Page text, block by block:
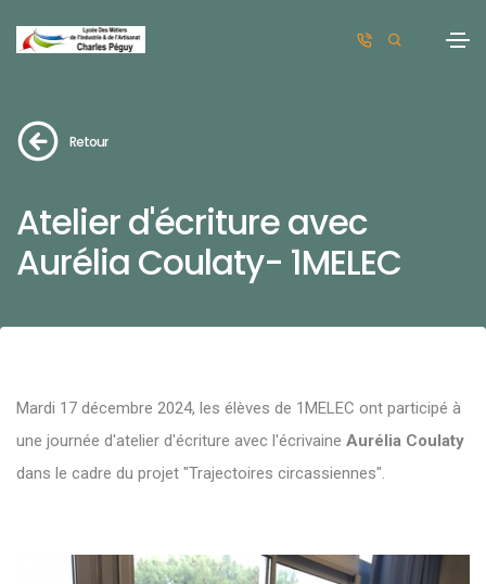
Retour
Atelier d'écriture avec
Aurélia Coulaty- 1MELEC
Mardi 17 décembre 2024, les élèves de 1MELEC ont participé à
une journée d'atelier d'écriture avec l'écrivaine Aurélia Coulaty
dans le cadre du projet "Trajectoires circassiennes".